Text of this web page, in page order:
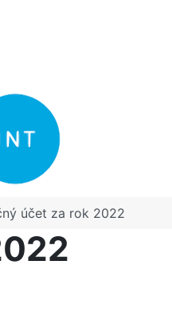
účet za rok 2022